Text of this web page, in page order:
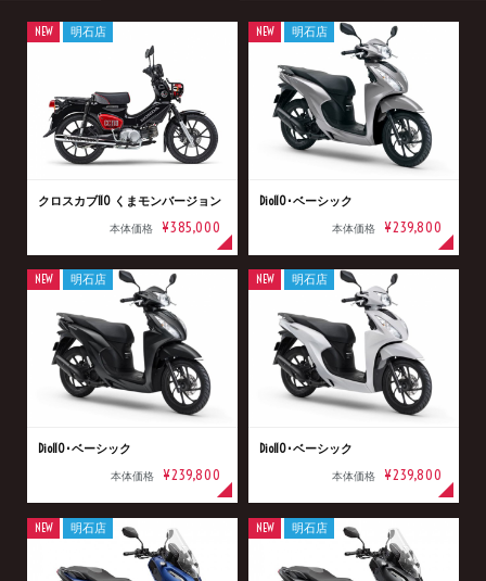
クロスカブ110 くまモンバージョン
本体価格 ¥385,000
NEW 明石店
Dio110･ベーシック
本体価格 ¥239,800
NEW 明石店
Dio110･ベーシック
本体価格 ¥239,800
NEW 明石店
Dio110･ベーシック
本体価格 ¥239,800
NEW 明石店
NEW 明石店 NEW 明石店